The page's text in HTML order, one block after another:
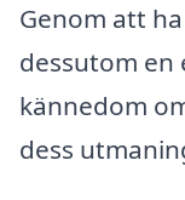
Genom att
dessutom en
kännedom
dess